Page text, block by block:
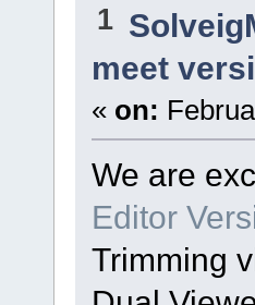
1
meet
« on:
We are
Editor
Trimming